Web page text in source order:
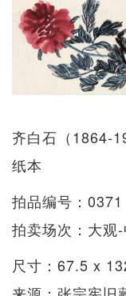
齐白石（1864-
纸本
拍品编号：0371
拍卖场次：大观
尺寸：67.5 x